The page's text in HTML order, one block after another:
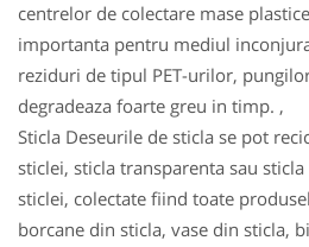
centrelor de colectare mase
importanta pentru mediul
reziduri de tipul PET-urilor,
degradeaza foarte greu in timp. ,
Sticla Deseurile de sticla se pot
sticlei, sticla transparenta sau
sticlei, colectate fiind toate
borcane din sticla, vase din sticla,